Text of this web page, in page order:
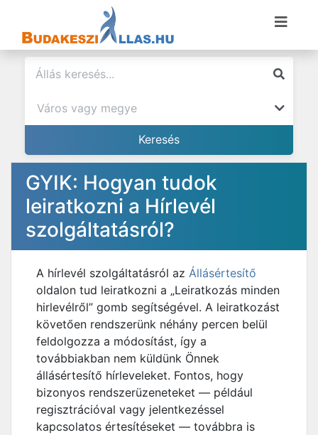
GYIK: Hogyan tudok
leiratkozni a Hírlevél
szolgáltatásról?
A hírlevél szolgáltatásról az Állásértesítő
oldalon tud leiratkozni a „Leiratkozás minden
hirlevélről” gomb segítségével. A leiratkozást
követően rendszerünk néhány percen belül
feldolgozza a módosítást, így a
továbbiakban nem küldünk Önnek
állásértesítő hírleveleket. Fontos, hogy
bizonyos rendszerüzeneteket — például
regisztrációval vagy jelentkezéssel
kapcsolatos értesítéseket — továbbra is